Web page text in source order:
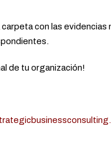
con las
de tu organización!